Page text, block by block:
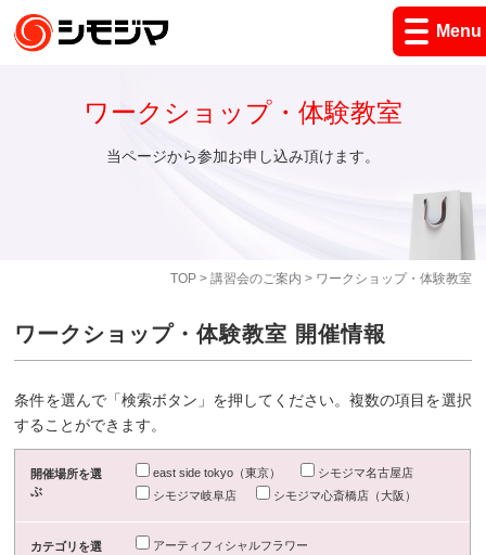
Menu
TOP> 講習会のご案内 > ワークショップ・体験教室
ワークショップ・体験教室
当ページから参加お申し込み頂けます。
ワークショップ・体験教室 開催情報
条件を選んで「検索ボタン」を押してください。複数の項目を選択
することができます。
開催場所を選
ぶ
east side tokyo（東京）
シモジマ名古屋店
シモジマ岐阜店
シモジマ心斎橋店（大阪）
カテゴリを選
アーティフィシャルフラワー